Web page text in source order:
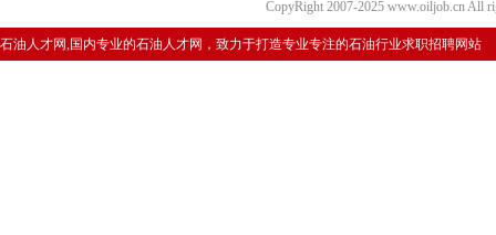
CopyRight 2007-2025 www.oiljob.cn All
石油人才网,国内专业的石油人才网，致力于打造专业专注的石油行业求职招聘网站